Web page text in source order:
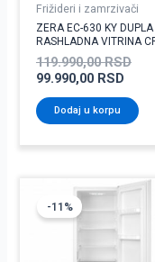
Frižideri i zamrzivači
ZERA EC-630 KY DUPLA
RASHLADNA VITRINA
119.990,00RSD
99.990,00 RSD
Dodaj u korpu
-11%
je
je: